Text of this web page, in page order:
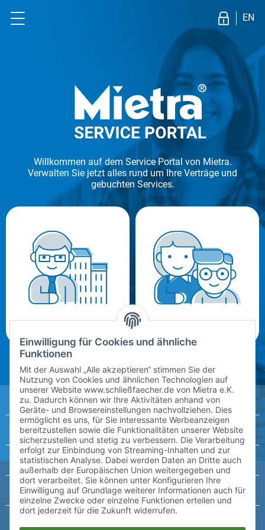
EN
Willkommen auf dem Service Portal von Mietra.
Verwalten Sie jetzt alles rund um Ihre Verträge und
gebuchten Services.
Ein Schließfach mieten?
Meine Daten
Schliessfach kündigen
Einen Vertrag bearbeiten?
Einwilligung für Cookies und ähnliche
Funktionen
Mit der Auswahl „Alle akzeptieren“ stimmen Sie der
Nutzung von Cookies und ähnlichen Technologien auf
unserer Website www.schließfaecher.de von Mietra e.K.
zu. Dadurch können wir Ihre Aktivitäten anhand von
Geräte- und Browsereinstellungen nachvollziehen. Dies
ermöglicht es uns, für Sie interessante Werbeanzeigen
bereitzustellen sowie die Funktionalitäten unserer Website
sicherzustellen und stetig zu verbessern. Die Verarbeitung
erfolgt zur Einbindung von Streaming-Inhalten und zur
statistischen Analyse. Dabei werden Daten an Dritte auch
außerhalb der Europäischen Union weitergegeben und
dort verarbeitet. Sie können unter Konfigurieren Ihre
Einwilligung auf Grundlage weiterer Informationen auch für
einzelne Zwecke oder einzelne Funktionen erteilen und
dort jederzeit für die Zukunft widerrufen.